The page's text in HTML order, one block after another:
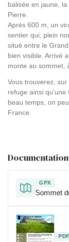
balisée en jaune,
Pierre.
Après 600 m, un
sentier qui, plein
situé entre le
bien visible. Arrivé
monte au sommet,
Vous trouverez,
refuge ainsi
beau temps, on
France.
Documentation
GPX
Sommet
PDF